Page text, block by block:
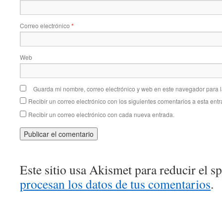
Correo electrónico *
Web
Guarda mi nombre, correo electrónico y web en este navegador para
Recibir un correo electrónico con los siguientes comentarios a esta
Recibir un correo electrónico con cada nueva entrada.
Este sitio usa Akismet para reducir el
procesan los datos de tus comentarios.